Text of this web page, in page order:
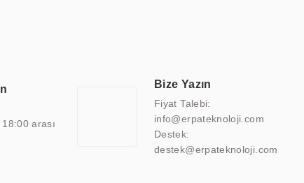
hareket etmektedir. Kaliteli ekipmanı, uzman kadroları,
arası
Bize Yazın
Fiyat Talebi:
info@erpateknoloji.com
Destek:
destek@erpateknoloji.com